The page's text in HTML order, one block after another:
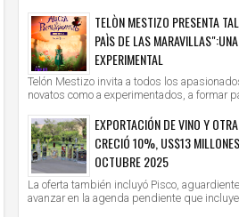
TELÒN MESTIZO PRESENTA
PAÌS DE LAS
EXPERIMENTAL
Telón Mestizo invita a todos los
novatos como a experimentados, a formar
EXPORTACIÓN DE VINO Y
CRECIÓ 10%, US$13
OCTUBRE 2025
La oferta también incluyó Pisco,
avanzar en la agenda pendiente que